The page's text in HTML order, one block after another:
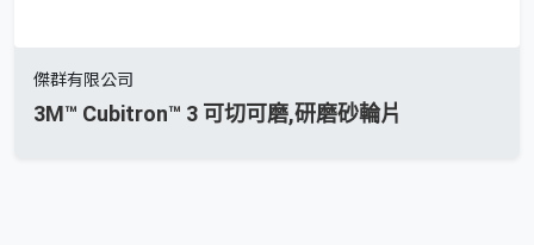
傑群有限公司
3M™ Cubitron™ 3 可切可磨,研磨砂輪片